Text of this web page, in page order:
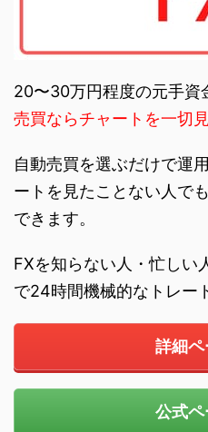
20〜30万円程度の元手資
売買ならチャートを一切
自動売買を選ぶだけで運
ートを見たことない人で
できます。
FXを知らない人・忙しい
で24時間機械的なトレー
詳細
公式